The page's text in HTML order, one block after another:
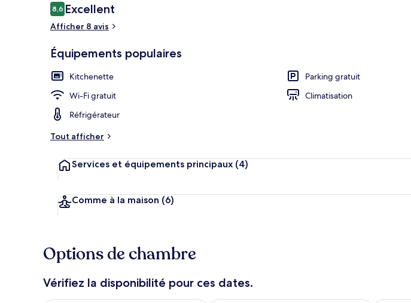
Avis
voyageurs
8,68,6 sur 10
Excellent
Afficher 8 avis
Équipements populaires
Kitchenette
Parking gratuit
Wi-Fi gratuit
Climatisation
Réfrigérateur
Tout afficher
Services et équipements principaux (4)
Comme à la maison (6)
Options de chambre
Vérifiez la disponibilité pour ces dates.